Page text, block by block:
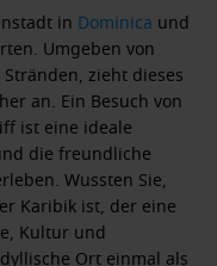
in Dominica und
Umgeben von
zieht dieses
an. Ein Besuch von
ist eine ideale
die freundliche
Wussten Sie,
Karibik ist, der eine
Kultur und
Ort einmal als